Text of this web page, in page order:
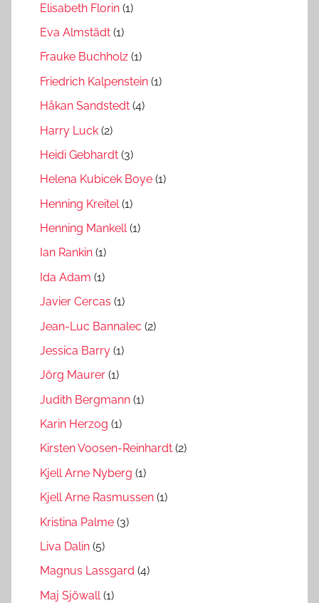
Elisabeth Florin (1)
Eva Almstädt (1)
Frauke Buchholz (1)
Friedrich Kalpenstein (1)
Håkan Sandstedt (4)
Harry Luck (2)
Heidi Gebhardt (3)
Helena Kubicek Boye (1)
Henning Kreitel (1)
Henning Mankell(1)
Ian Rankin (1)
Ida Adam (1)
Javier Cercas (1)
Jean-Luc Bannalec (2)
Jessica Barry (1)
Jörg Maurer (1)
Judith Bergmann (1)
Karin Herzog (1)
Kirsten Voosen-Reinhardt (2)
Kjell Arne Nyberg (1)
Kjell Arne Rasmussen (1)
Kristina Palme (3)
Liva Dalin (5)
Magnus Lassgard (4)
Maj Sjöwall (1)